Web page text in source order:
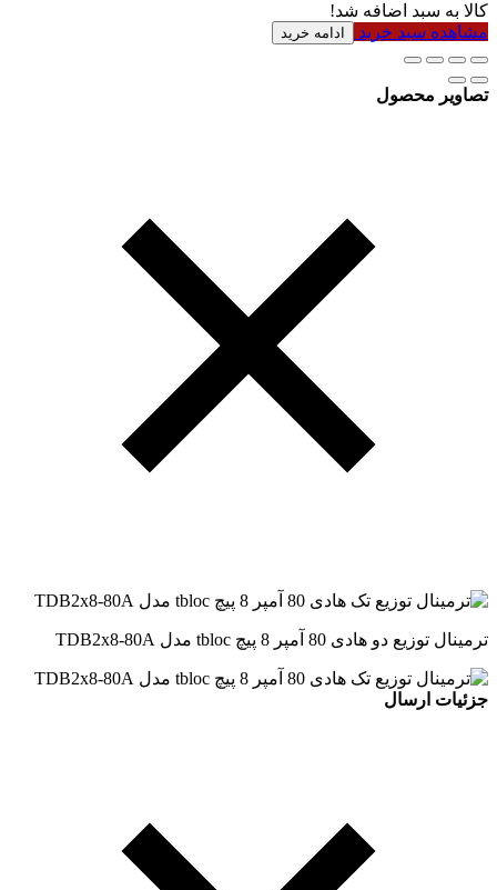
کالا به سبد اضافه شد!
مشاهده سبد خرید
ادامه خرید
تصاویر محصول
ترمینال توزیع دو هادی 80 آمپر 8 پیچ tbloc مدل TDB2x8-80A
جزئیات ارسال